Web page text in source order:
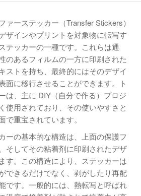
ァーステッカー（Transfer Stickers）
ザインやプリントを対象物に転写す
テッカーの一種です。これらは通
のあるフィルムの一方に印刷された
ストを持ち、最終的にはそのデザイ
面に移行させることができます。ト
は、主に DIY（自分で作る）プロジ
使用されており、その使いやすさと
で重宝されています。
ーの基本的な構造は、上面の保護フ
そしてその粘着剤に印刷されたデザ
す。この構造により、ステッカーは
できるだけでなく、剥がしたり再配
です。一般的には、熱転写と呼ばれ